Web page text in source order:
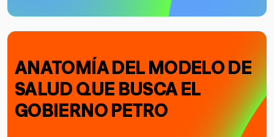
ANATOMÍA DEL MODELO DE
SALUD QUE BUSCA EL
GOBIERNO PETRO